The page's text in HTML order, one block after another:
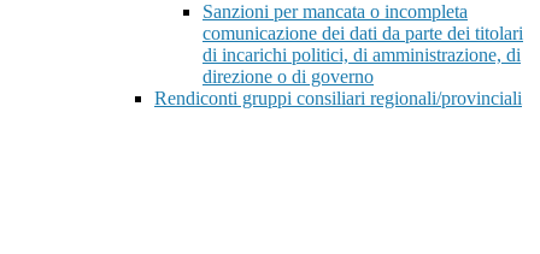
Sanzioni per mancata o incompleta
comunicazione dei dati da parte dei titolari
di incarichi politici, di amministrazione, di
direzione o di governo
Rendiconti gruppi consiliari regionali/provinciali